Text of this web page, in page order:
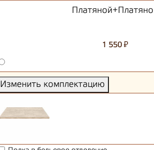
1 550 ₽
Изменить комплектацию